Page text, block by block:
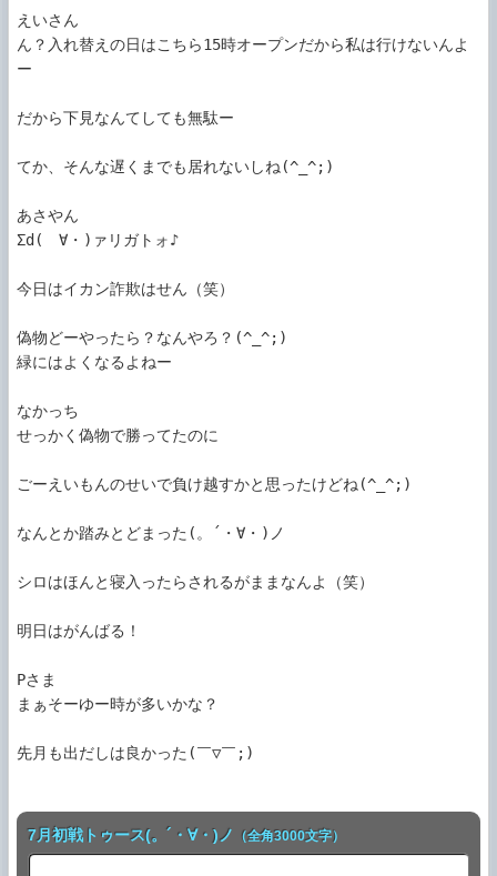
えいさん
ん？入れ替えの日はこちら15時オープンだから私は行けないんよ
ー
だから下見なんてしても無駄ー
てか、そんな遅くまでも居れないしね(^_^;)
あさやん
Σd(ゝ∀・)ァリガトォ♪
今日はイカン詐欺はせん（笑）
偽物どーやったら？なんやろ？(^_^;)
緑にはよくなるよねー
なかっち
せっかく偽物で勝ってたのに
ごーえいもんのせいで負け越すかと思ったけどね(^_^;)
なんとか踏みとどまった(。´・∀・)ノ
シロはほんと寝入ったらされるがままなんよ（笑）
明日はがんばる！
Pさま
まぁそーゆー時が多いかな？
先月も出だしは良かった(￣▽￣;)
7月初戦トゥース(。´・∀・)ノ （全角3000文字）